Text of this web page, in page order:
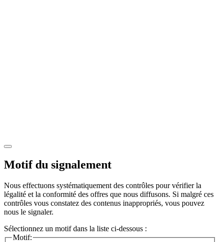
Motif du signalement
Nous effectuons systématiquement des contrôles pour vérifier la
légalité et la conformité des offres que nous diffusons. Si malgré ces
contrôles vous constatez des contenus inappropriés, vous pouvez
nous le signaler.
Sélectionnez un motif dans la liste ci-dessous :
Motif: